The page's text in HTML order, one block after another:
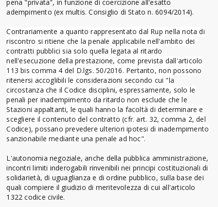
pena "privata", in funzione di coercizione all'esatto
adempimento (ex multis. Consiglio di Stato n. 6094/2014).
Contrariamente a quanto rappresentato dal Rup nella nota di
riscontro si ritiene che la penale applicabile nell'ambito dei
contratti pubblici sia solo quella legata al ritardo
nell'esecuzione della prestazione, come prevista dall'articolo
113 bis comma 4 del D.lgs. 50/2016. Pertanto, non possono
ritenersi accoglibili le considerazioni secondo cui "la
circostanza che il Codice disciplini, espressamente, solo le
penali per inadempimento da ritardo non esclude che le
Stazioni appaltanti, le quali hanno la facoltà di determinare e
scegliere il contenuto del contratto (cfr. art. 32, comma 2, del
Codice), possano prevedere ulteriori ipotesi di inadempimento
sanzionabile mediante una penale ad hoc".
L'autonomia negoziale, anche della pubblica amministrazione,
incontri limiti inderogabili rinvenibili nei principi costituzionali di
solidarietà, di uguaglianza e di ordine pubblico, sulla base dei
quali compiere il giudizio di meritevolezza di cui all'articolo
1322 codice civile.